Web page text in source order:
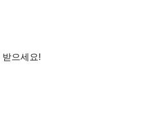
으세요!